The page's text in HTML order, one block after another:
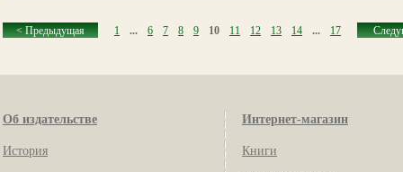
< Предыдущая 1 ... 6 7 8 9 10 11 12 13 14 ... 17
Об издательстве
История
Интернет-магазин
Книги